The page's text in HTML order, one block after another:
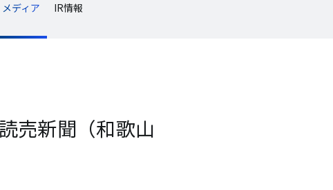
メディア IR情報
売新聞（和歌山